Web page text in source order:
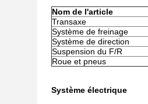
Nom de l'article
Transaxe
Système de freinage
Système de direction
Suspension du F/R
Roue et pneus
Système électrique